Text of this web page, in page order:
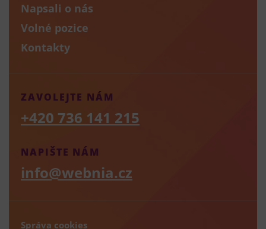
Napsali o nás
Volné pozice
Kontakty
NAPIŠTE NÁM
info@webnia.cz
ZAVOLEJTE NÁM
+420 736 141 215
Správa cookies